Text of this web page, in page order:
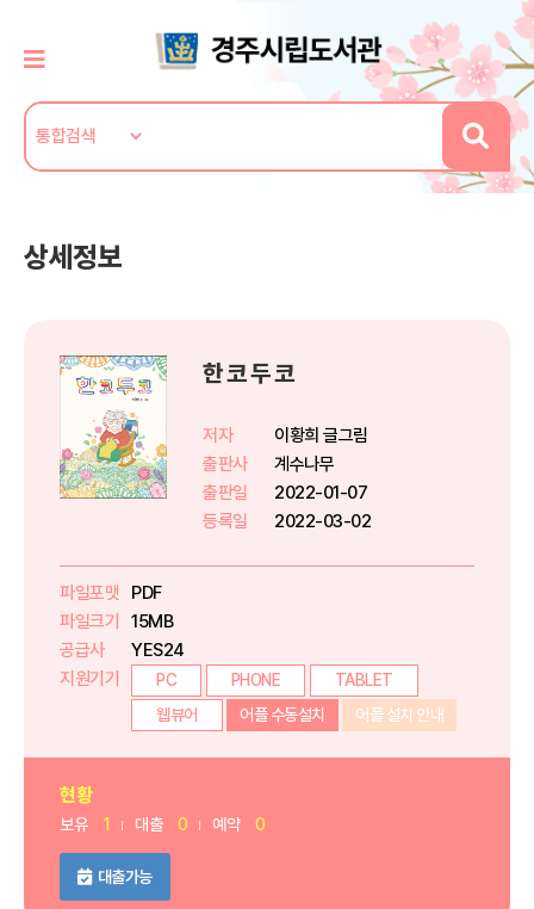
상세정보
한 코 두 코
저자
이황희 글그림
출판사
계수나무
출판일
2022-01-07
등록일
2022-03-02
파일포맷
PDF
파일크기
15MB
공급사
YES24
지원기기
PC PHONE
TABLET
웹뷰어
어플 수동설치 어플 설치 안내
현황
보유 1 대출 0 예약 0
대출가능